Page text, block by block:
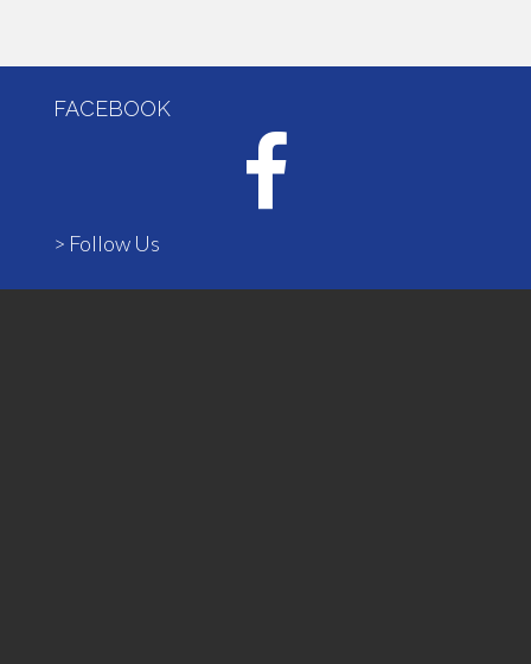
FACEBOOK
> Follow Us